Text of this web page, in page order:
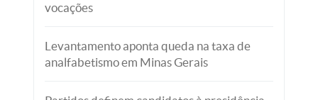
vocações
Levantamento aponta queda na taxa de
analfabetismo em Minas Gerais